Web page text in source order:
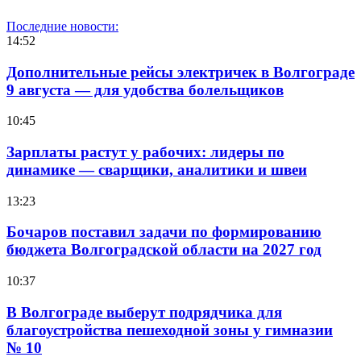
Последние новости:
14:52
Дополнительные рейсы электричек в Волгограде
9 августа — для удобства болельщиков
10:45
Зарплаты растут у рабочих: лидеры по
динамике — сварщики, аналитики и швеи
13:23
Бочаров поставил задачи по формированию
бюджета Волгоградской области на 2027 год
10:37
В Волгограде выберут подрядчика для
благоустройства пешеходной зоны у гимназии
№ 10